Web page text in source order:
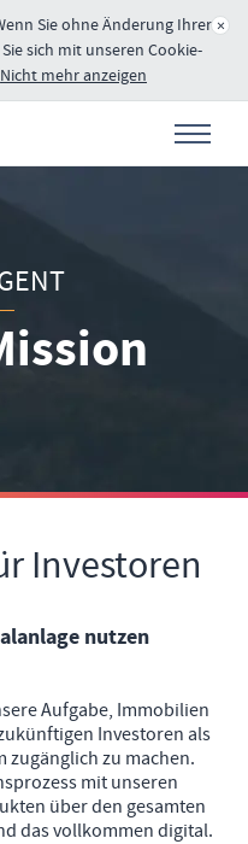
×
Sie ohne Änderung Ihrer
sich mit unseren Cookie-
Nicht mehr anzeigen
Investoren
nutzen
Aufgabe, Immobilien
Investoren als
zugänglich zu machen.
mit unseren
über den gesamten
das vollkommen digital.